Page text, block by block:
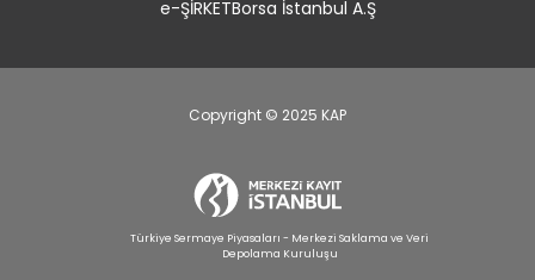
e-ŞİRKETBorsa İstanbul A.Ş
Copyright © 2025 KAP
Türkiye Sermaye Piyasaları - Merkezi Saklama ve Veri
Depolama Kuruluşu